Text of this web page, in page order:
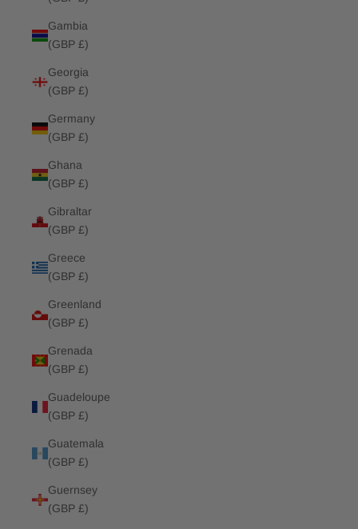
Gambia
(GBP £)
Georgia
(GBP £)
Germany
(GBP £)
Ghana
(GBP £)
Gibraltar
(GBP £)
Greece
(GBP £)
Greenland
(GBP £)
Grenada
(GBP £)
Guadeloupe
(GBP £)
Guatemala
(GBP £)
Guernsey
(GBP £)